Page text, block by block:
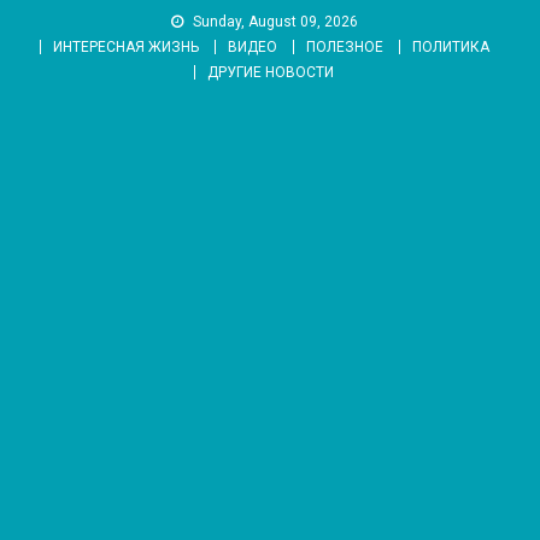
Sunday, August 09, 2026
ИНТЕРЕСНАЯ ЖИЗНЬ
ВИДЕО ПОЛЕЗНОЕ
ПОЛИТИКА
ДРУГИЕ НОВОСТИ